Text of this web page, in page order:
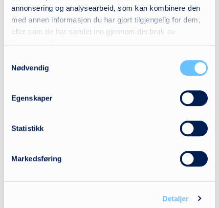
annonsering og analysearbeid, som kan kombinere den
med annen informasjon du har gjort tilgjengelig for dem,
eller som de har samlet inn gjennom din bruk av
Nødvendig
Egenskaper
Statistikk
Markedsføring
Detaljer
Ny rammeavtale for
moduloppbygde sittesystemer
og bilseter for barn trer i kraft –